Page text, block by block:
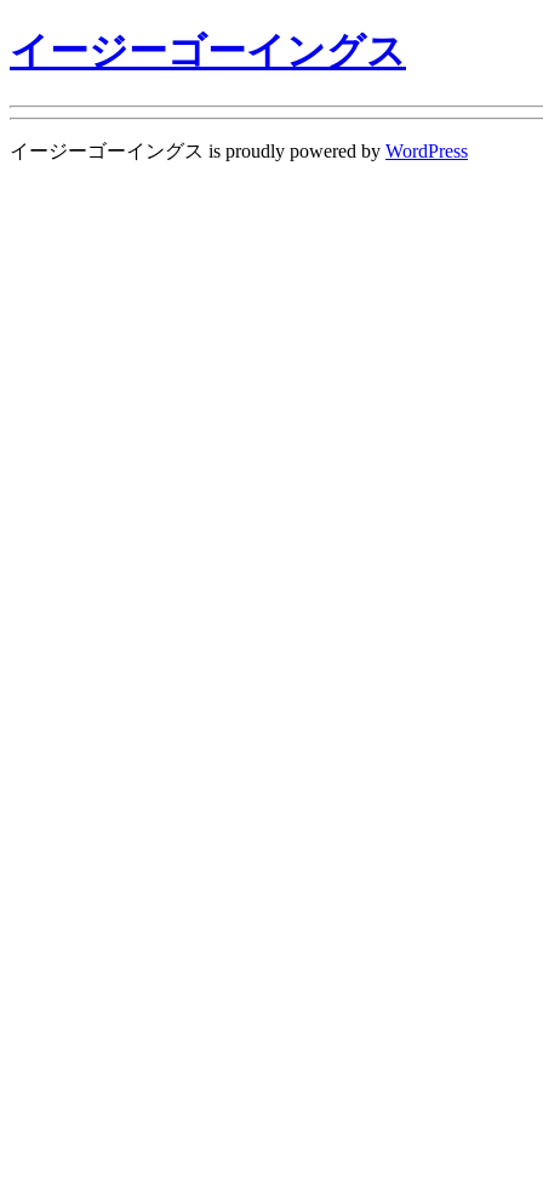
イージーゴーイングス
イージーゴーイングス is proudly powered by WordPress